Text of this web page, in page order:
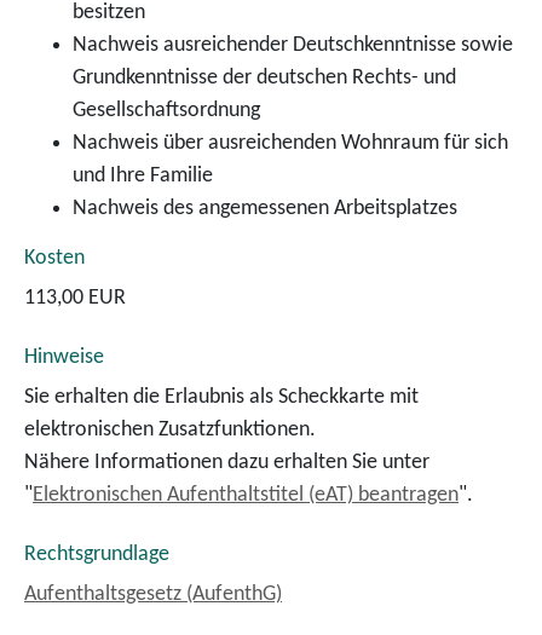
besitzen
Nachweis ausreichender Deutschkenntnisse sowie
Grundkenntnisse der deutschen Rechts- und
Gesellschaftsordnung
Nachweis über ausreichenden Wohnraum für sich
und Ihre Familie
Nachweis des angemessenen Arbeitsplatzes
Kosten
113,00 EUR
Hinweise
Sie erhalten die Erlaubnis als Scheckkarte mit
elektronischen Zusatzfunktionen.
Nähere Informationen dazu erhalten Sie unter
"Elektronischen Aufenthaltstitel (eAT) beantragen".
Rechtsgrundlage
Aufenthaltsgesetz (AufenthG)